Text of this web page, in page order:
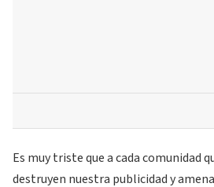
Es muy triste que a cada comunidad
destruyen nuestra publicidad y